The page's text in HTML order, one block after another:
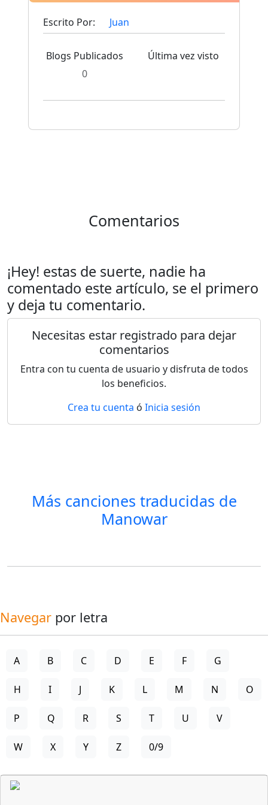
Escrito Por: Juan
Blogs Publicados
0
Última vez visto
Comentarios
¡Hey! estas de suerte, nadie ha
comentado este artículo, se el primero
y deja tu comentario.
Necesitas estar registrado para dejar
comentarios
Entra con tu cuenta de usuario y disfruta de todos
los beneficios.
Crea tu cuenta ó Inicia sesión
Más canciones traducidas de
Manowar
Navegar por letra
A B C D E F G
H I J K L M N O
P Q R S T U V
W X Y Z 0/9